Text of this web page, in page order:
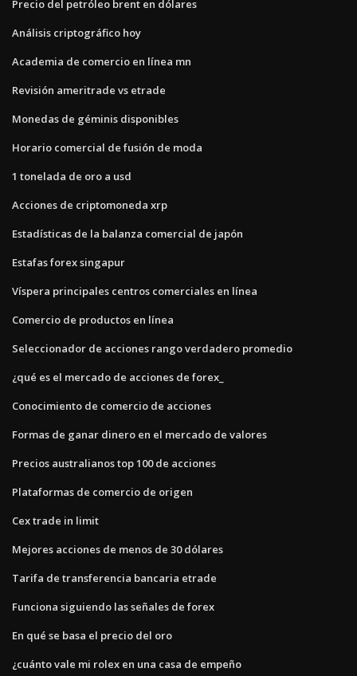
Precio del petróleo brent en dólares
Análisis criptográfico hoy
Academia de comercio en línea mn
Revisión ameritrade vs etrade
Monedas de géminis disponibles
Horario comercial de fusión de moda
1 tonelada de oro a usd
Acciones de criptomoneda xrp
Estadísticas de la balanza comercial de japón
Estafas forex singapur
Víspera principales centros comerciales en línea
Comercio de productos en línea
Seleccionador de acciones rango verdadero promedio
¿qué es el mercado de acciones de forex_
Conocimiento de comercio de acciones
Formas de ganar dinero en el mercado de valores
Precios australianos top 100 de acciones
Plataformas de comercio de origen
Cex trade in limit
Mejores acciones de menos de 30 dólares
Tarifa de transferencia bancaria etrade
Funciona siguiendo las señales de forex
En qué se basa el precio del oro
¿cuánto vale mi rolex en una casa de empeño